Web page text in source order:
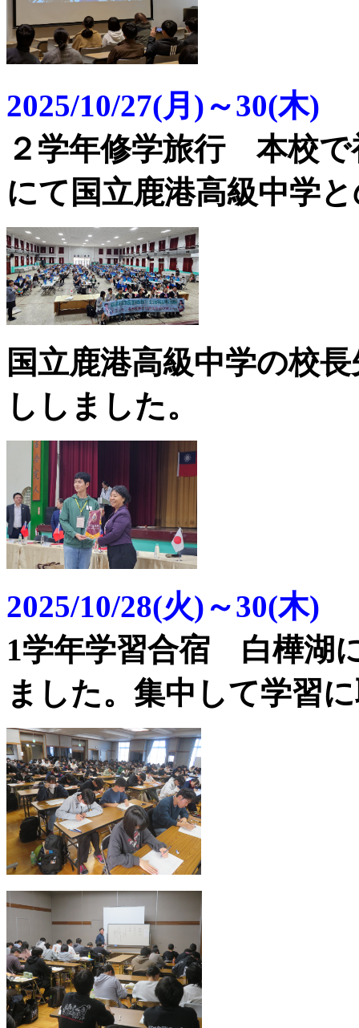
2025/10/27(月)～30(木)
２学年修学旅行 本校で
にて国立鹿港高級中学
国立鹿港高級中学の校
ししました。
2025/10/28(火)～30(木)
1学年学習合宿 白樺湖
ました。集中して学習